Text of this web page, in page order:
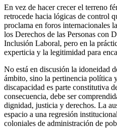
En vez de hacer crecer el terreno
retrocede hacia lógicas de control
proclama en foros internacionales
los Derechos de las Personas con
Inclusión Laboral, pero en la
experticia y la legitimidad para
No está en discusión la idoneidad
ámbito, sino la pertinencia política
discapacidad es parte constitutiva
consecuencia, debe ser
dignidad, justicia y derechos. La
espacio a una regresión
coloniales de administración de